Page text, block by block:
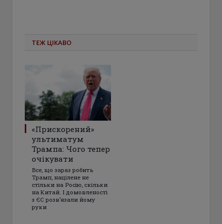
ТЕЖ ЦІКАВО
«Прискорений»
ультиматум
Трампа: Чого тепер
очікувати
Все, що зараз робить
Трамп, націлене не
стільки на Росію, скільки
на Китай. І домовленості
з ЄС розвʼязали йому
руки